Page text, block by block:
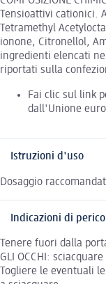
Tensioattivi cationici.
Tetramethyl
ionone, Citronellol,
ingredienti elencati
riportati sulla
Fai clic sul link
dall'Unione
Istruzioni d'uso
Dosaggio
Indicazioni di
Tenere fuori dalla
GLI OCCHI:
Togliere le eventuali